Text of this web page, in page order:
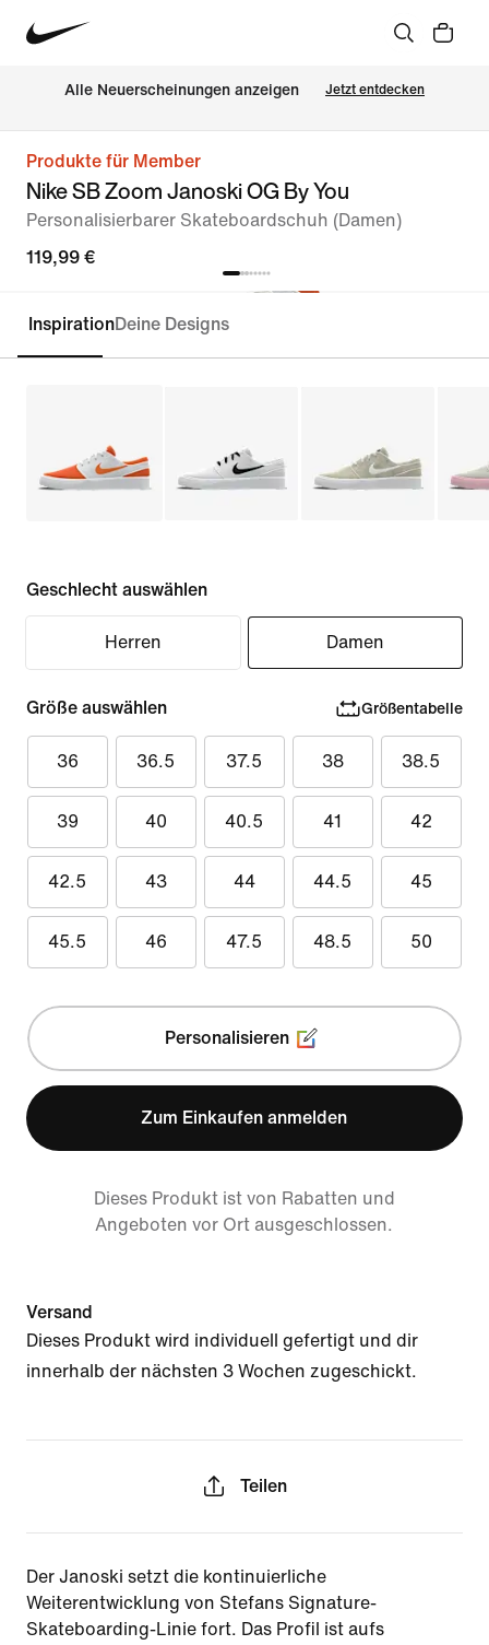
Alle Neuerscheinungen anzeigen Jetzt entdecken
Produkte für Member
Nike SB Zoom Janoski OG By You
Personalisierbarer Skateboardschuh (Damen)
119,99 €
Personalisieren
InspirationDeine Designs
Geschlecht auswählen
Herren Damen
Größe auswählen Größentabelle
36 36.5 37.5 38 38.5
39 40 40.5 41 42
42.5 43 44 44.5 45
45.5 46 47.5 48.5 50
Personalisieren
Zum Einkaufen anmelden
Dieses Produkt ist von Rabatten und
Angeboten vor Ort ausgeschlossen.
Versand
Dieses Produkt wird individuell gefertigt und dir
innerhalb der nächsten 3 Wochen zugeschickt.
Teilen
Der Janoski setzt die kontinuierliche
Weiterentwicklung von Stefans Signature-
Skateboarding-Linie fort. Das Profil ist aufs